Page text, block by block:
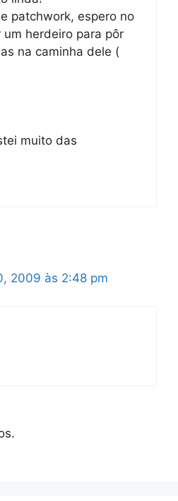
patchwork, espero no
herdeiro para pôr
na caminha dele (
muito das
2009 às 2:48 pm